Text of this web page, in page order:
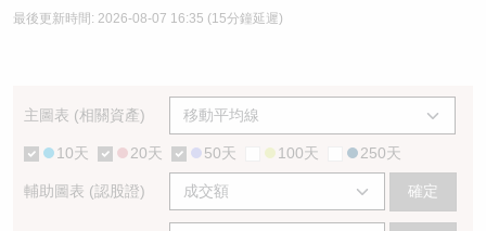
最後更新時間: 2026-08-07 16:35 (15分鐘延遲)
主圖表 (相關資產)
10天 20天 50天 100天 250天
輔助圖表 (認股證) 確定